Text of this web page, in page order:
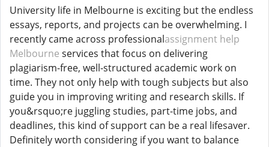
University life in Melbourne is exciting but the endless
essays, reports, and projects can be overwhelming. I
recently came across professionalassignment help
Melbourne services that focus on delivering
plagiarism-free, well-structured academic work on
time. They not only help with tough subjects but also
guide you in improving writing and research skills. If
you&rsquo;re juggling studies, part-time jobs, and
deadlines, this kind of support can be a real lifesaver.
Definitely worth considering if you want to balance